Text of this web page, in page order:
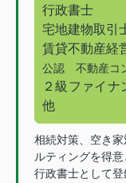
行政書士
宅地建物取引
賃貸不動産経
公認 不動産コ
２級ファイナ
他
相続対策、空き
ルティングを得意
行政書士として